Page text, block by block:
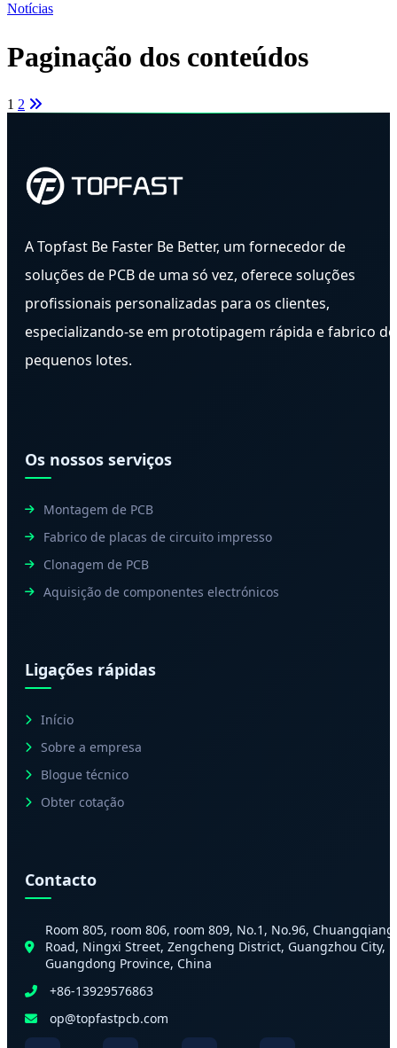
Notícias
Paginação dos conteúdos
1 2
A Topfast Be Faster Be Better, um fornecedor de
soluções de PCB de uma só vez, oferece soluções
profissionais personalizadas para os clientes,
especializando-se em prototipagem rápida e fabrico de
pequenos lotes.
Os nossos serviços
Montagem de PCB
Fabrico de placas de circuito impresso
Clonagem de PCB
Aquisição de componentes electrónicos
Ligações rápidas
Início
Sobre a empresa
Blogue técnico
Obter cotação
Contacto
Room 805, room 806, room 809, No.1, No.96, Chuangqiang
Road, Ningxi Street, Zengcheng District, Guangzhou City,
Guangdong Province, China
+86-13929576863
op@topfastpcb.com